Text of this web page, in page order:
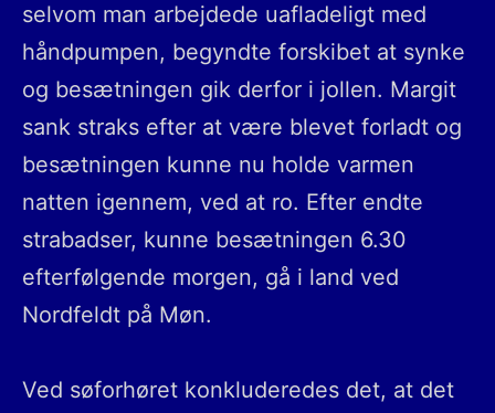
selvom man arbejdede uafladeligt med
håndpumpen, begyndte forskibet at synke
og besætningen gik derfor i jollen. Margit
sank straks efter at være blevet forladt og
besætningen kunne nu holde varmen
natten igennem, ved at ro. Efter endte
strabadser, kunne besætningen 6.30
efterfølgende morgen, gå i land ved
Nordfeldt på Møn.
Ved søforhøret konkluderedes det, at det